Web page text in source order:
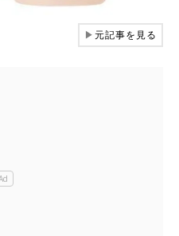
▶元記事を見る